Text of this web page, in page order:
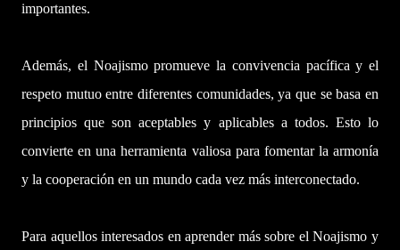
importantes.
Además, el Noajismo promueve la convivencia pacífica y el
respeto mutuo entre diferentes comunidades, ya que se basa en
principios que son aceptables y aplicables a todos. Esto lo
convierte en una herramienta valiosa para fomentar la armonía
y la cooperación en un mundo cada vez más interconectado.
Para aquellos interesados ​​en aprender más sobre el Noajismo y